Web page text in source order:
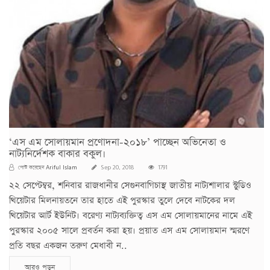
‘এস এম সোলায়মান প্রণোদনা-২০১৮’ পাচ্ছেন অভিনেতা ও
নাট্যনির্দেশক বাকার বকুল।
পোস্ট করেছেনAriful Islam Sep 20, 2018 1791
২২ সেপ্টেম্বর, শনিবার রাজধানীর সেগুনবাগিচাস্থ জাতীয় নাট্যশালার স্টুডিও
থিয়েটার মিলনায়তনে তার হাতে এই পুরস্কার তুলে দেবে নাটকের দল
থিয়েটার আর্ট ইউনিট। বরেণ্য নাট্যব্যক্তিত্ব এস এম সোলায়মানের নামে এই
পুরস্কার ২০০৫ সালে প্রবর্তন করা হয়। প্রয়াত এস এম সোলায়মান স্মরণে
প্রতি বছর একজন তরুণ মেধাবী ন..
আরও পড়ুন